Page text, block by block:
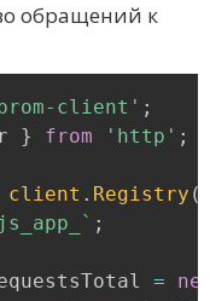
обращений к
client' ;
} from 'http' ;
client . Registry (
` ;
=